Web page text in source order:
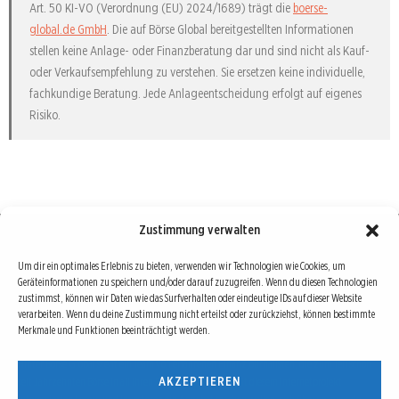
Zustimmung verwalten
Um dir ein optimales Erlebnis zu bieten, verwenden wir Technologien wie Cookies, um
Geräteinformationen zu speichern und/oder darauf zuzugreifen. Wenn du diesen Technologien
zustimmst, können wir Daten wie das Surfverhalten oder eindeutige IDs auf dieser Website
verarbeiten. Wenn du deine Zustimmung nicht erteilst oder zurückziehst, können bestimmte
Merkmale und Funktionen beeinträchtigt werden.
AKZEPTIEREN
Art. 50 KI-VO (Verordnung (EU) 2024/1689) trägt die boerse-
global.de GmbH . Die auf Börse Global bereitgestellten Informationen
stellen keine Anlage- oder Finanzberatung dar und sind nicht als Kauf-
oder Verkaufsempfehlung zu verstehen. Sie ersetzen keine individuelle,
fachkundige Beratung. Jede Anlageentscheidung erfolgt auf eigenes
Risiko.
Börse : lokal, international, global
Erfolgreiche Börsengeschäfte bedingen vor allem drei Dinge: Verlässliche Informationen,
richtige Interpretationen und unabhängige Informationsquellen. Diese drei Bausteine sind
auch die redaktionelle Leitlinie von Börse Global.
Hinter Börse Global steht ein Team von erfahrenen Finanzjournalisten, die zum Teil schon
seit Jahrzehnten Börse in all ihren Facetten leben und mit diesem Internetprojekt